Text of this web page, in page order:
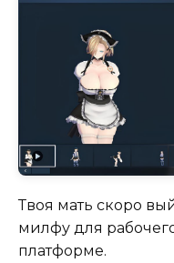
Твоя мать скоро
милфу для
платформе.